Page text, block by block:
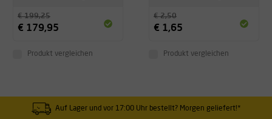
€ 199,25
€ 179,95
Produkt vergleichen
€ 2,50
€ 1,65
Produkt vergleichen
Auf Lager und vor 17:00 Uhr bestellt? Morgen geliefert!*